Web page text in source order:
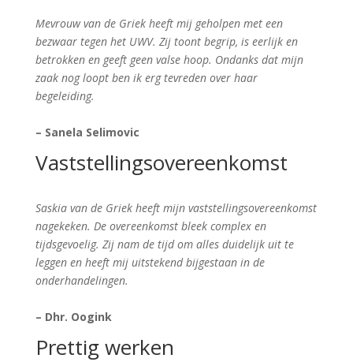
Mevrouw van de Griek heeft mij geholpen met een
bezwaar tegen het UWV. Zij toont begrip, is eerlijk en
betrokken en geeft geen valse hoop. Ondanks dat mijn
zaak nog loopt ben ik erg tevreden over haar
begeleiding.
– Sanela Selimovic
Vaststellingsovereenkomst
Saskia van de Griek heeft mijn vaststellingsovereenkomst
nagekeken. De overeenkomst bleek complex en
tijdsgevoelig. Zij nam de tijd om alles duidelijk uit te
leggen en heeft mij uitstekend bijgestaan in de
onderhandelingen.
– Dhr. Oogink
Prettig werken